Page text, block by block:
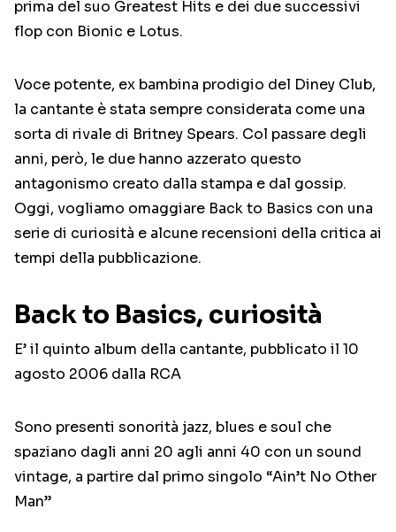
prima del suo Greatest Hits e dei due successivi
flop con Bionic e Lotus.
Voce potente, ex bambina prodigio del Diney Club,
la cantante è stata sempre considerata come una
sorta di rivale di Britney Spears. Col passare degli
anni, però, le due hanno azzerato questo
antagonismo creato dalla stampa e dal gossip.
Oggi, vogliamo omaggiare Back to Basics con una
serie di curiosità e alcune recensioni della critica ai
tempi della pubblicazione.
Back to Basics, curiosità
E’ il quinto album della cantante, pubblicato il 10
agosto 2006 dalla RCA
Sono presenti sonorità jazz, blues e soul che
spaziano dagli anni 20 agli anni 40 con un sound
vintage, a partire dal primo singolo “Ain’t No Other
Man”